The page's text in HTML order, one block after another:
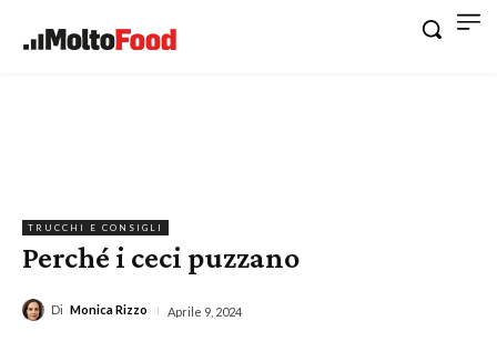
TRUCCHI E CONSIGLI
Perché i ceci puzzano
Di Monica Rizzo Aprile 9, 2024